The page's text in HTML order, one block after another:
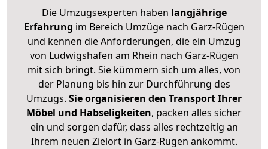
Die Umzugsexperten haben langjährige
Erfahrung im Bereich Umzüge nach Garz-Rügen
und kennen die Anforderungen, die ein Umzug
von Ludwigshafen am Rhein nach Garz-Rügen
mit sich bringt. Sie kümmern sich um alles, von
der Planung bis hin zur Durchführung des
Umzugs. Sie organisieren den Transport Ihrer
Möbel und Habseligkeiten, packen alles sicher
ein und sorgen dafür, dass alles rechtzeitig an
Ihrem neuen Zielort in Garz-Rügen ankommt.